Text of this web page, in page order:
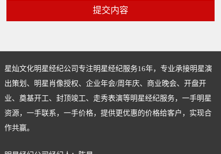
提交内容
星灿文化明星经纪公司专注明星经纪服务16年，专业承接明星演
出策划、明星肖像授权、企业年会/周年庆、商业晚会、开盘开
业、奠基开工、封顶竣工、走秀表演等明星经纪服务，一手明星
资源，一手联系，一手价格，提供更优惠的价格给客户，实现合
作共赢。